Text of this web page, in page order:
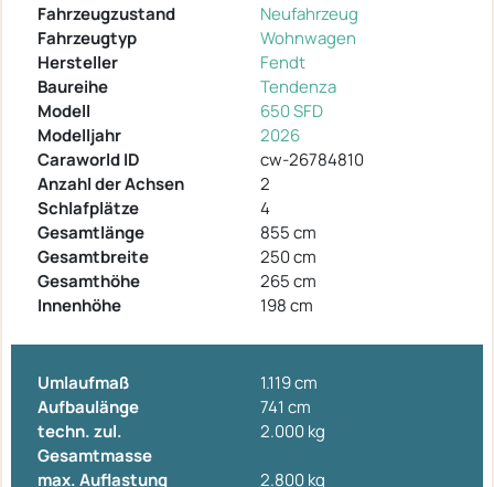
Fahrzeugzustand
Neufahrzeug
Fahrzeugtyp
Wohnwagen
Hersteller
Fendt
Baureihe
Tendenza
Modell
650 SFD
Modelljahr
2026
Caraworld ID
cw-26784810
Anzahl der Achsen
2
Schlafplätze
4
Gesamtlänge
855 cm
Gesamtbreite
250 cm
Gesamthöhe
265 cm
Innenhöhe
198 cm
Umlaufmaß
1.119 cm
Aufbaulänge
741 cm
techn. zul.
Gesamtmasse
2.000 kg
max. Auflastung
2.800 kg